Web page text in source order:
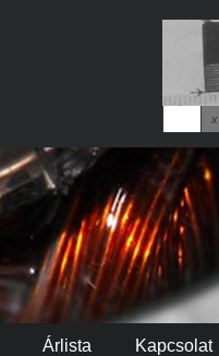
x
Árlista Kapcsolat